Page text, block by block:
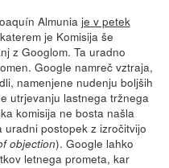
Almunia je v petek
je Komisija še
z Googlom. Ta uradno
Google namreč vztraja,
namenjene nudenju boljših
utrjevanju lastnega tržnega
komisija ne bosta našla
postopek z izročitvijo
objection). Google lahko
letnega prometa, kar